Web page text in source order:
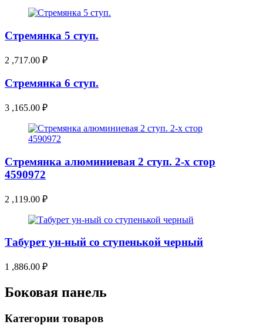
Стремянка 5 ступ.
2 ,717.00 ₽
Стремянка 6 ступ.
3 ,165.00 ₽
Стремянка алюминиевая 2 ступ. 2-х стор
4590972
2 ,119.00 ₽
Табурет ун-ный со ступенькой черный
1 ,886.00 ₽
Боковая панель
Категории товаров